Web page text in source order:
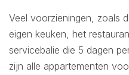
Veel voorzieningen, zoals
eigen keuken, het
servicebalie die 5 dagen
zijn alle appartementen